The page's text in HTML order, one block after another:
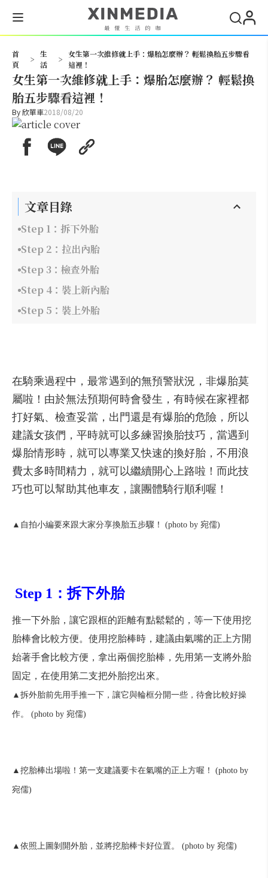
首
頁
>
生
活
>
女生第一次維修就上手：爆胎怎麼辦？ 輕鬆換胎五步驟看
這裡！
女生第一次維修就上手：爆胎怎麼辦？ 輕鬆換
胎五步驟看這裡！
By欣單車2018/08/20
文章目錄
Step 1：拆下外胎
Step 2：拉出內胎
Step 3：檢查外胎
Step 4：裝上新內胎
Step 5：裝上外胎
在騎乘過程中，最常遇到的無預警狀況，非爆胎莫
屬啦！由於無法預期何時會發生，有時候在家裡都
打好氣、檢查妥當，出門還是有爆胎的危險，所以
建議女孩們，平時就可以多練習換胎技巧，當遇到
爆胎情形時，就可以專業又快速的換好胎，不用浪
費太多時間精力，就可以繼續開心上路啦！而此技
巧也可以幫助其他車友，讓團體騎行順利喔！
▲自拍小編要來跟大家分享換胎五步驟！ (photo by 宛儒)
Step 1：拆下外胎
推一下外胎，讓它跟框的距離有點鬆鬆的，等一下使用挖
胎棒會比較方便。 使用挖胎棒時，建議由氣嘴的正上方開
始著手會比較方便，拿出兩個挖胎棒，先用第一支將外胎
固定，在使用第二支把外胎挖出來。
▲拆外胎前先用手推一下，讓它與輪框分開一些，待會比較好操
作。 (photo by 宛儒)
▲挖胎棒出場啦！第一支建議要卡在氣嘴的正上方喔！ (photo by
宛儒)
▲依照上圖剝開外胎，並將挖胎棒卡好位置。 (photo by 宛儒)